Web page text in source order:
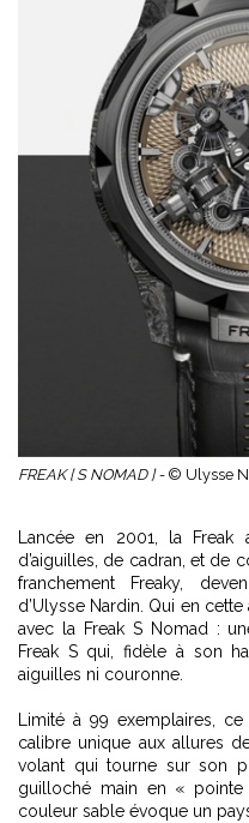
FREAK [ S NOMAD ] - © Ulysse
Lancée en 2001, la
d’aiguilles, de cadran, et de
franchement Freaky,
d’Ulysse Nardin. Qui en
avec la Freak S Nomad :
Freak S qui, fidèle à son
aiguilles ni couronne.
Limité à 99 exemplaires,
calibre unique aux allures
volant qui tourne sur son
guilloché main en «
couleur sable évoque un